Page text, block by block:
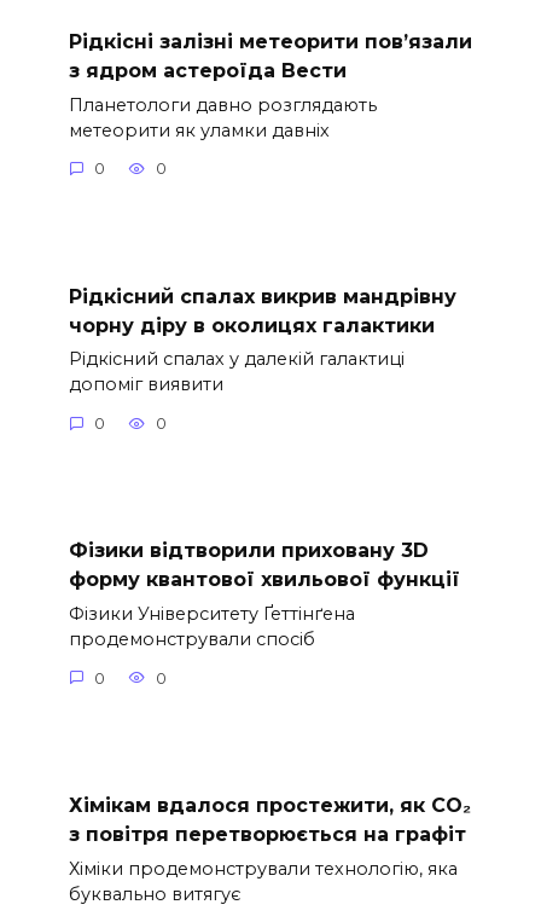
Рідкісні залізні метеорити пов’язали
з ядром астероїда Вести
Планетологи давно розглядають
метеорити як уламки давніх
0 0
Рідкісний спалах викрив мандрівну
чорну діру в околицях галактики
Рідкісний спалах у далекій галактиці
допоміг виявити
0 0
Фізики відтворили приховану 3D
форму квантової хвильової функції
Фізики Університету Ґеттінґена
продемонстрували спосіб
0 0
Хімікам вдалося простежити, як CO₂
з повітря перетворюється на графіт
Хіміки продемонстрували технологію, яка
буквально витягує